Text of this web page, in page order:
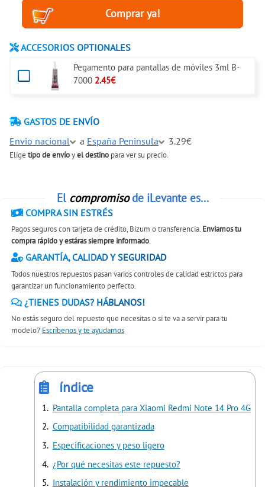
ACCESORIOS OPTIONALES
Pegamento para pantallas de móviles 3ml B-
7000 2.45€
GASTOS DE ENVÍO
Envio nacional
a España Peninsula 3.29€
Elige tipo de envíoyel destino para ver su precio.
El compromisode iLevante es...
COMPRA SIN ESTRÉS
Pagos seguros con tarjeta de crédito, Bizum o transferencia. Enviamos tu
compra rápido y estáras siempre informado.
GARANTÍA, CALIDAD Y SEGURIDAD
Todos nuestros repuestos pasan varios controles de calidad estrictos para
garantizar un funcionamiento perfecto.
¿TIENES DUDAS? HÁBLANOS!
No estás seguro del repuesto que necesitas o si te va a servir para tu
modelo? Escríbenos y te ayudamos
índice
Pantalla completa para Xiaomi Redmi Note 14 Pro 4G
Compatibilidad garantizada
Especificaciones y peso ligero
¿Por qué necesitas este repuesto?
Instalación y rendimiento impecable